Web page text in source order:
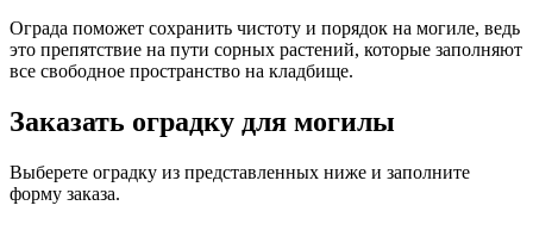
Ограда поможет сохранить чистоту и порядок на могиле, ведь
это препятствие на пути сорных растений, которые заполняют
все свободное пространство на кладбище.
Заказать оградку для могилы
Выберете оградку из представленных ниже и заполните
форму заказа.